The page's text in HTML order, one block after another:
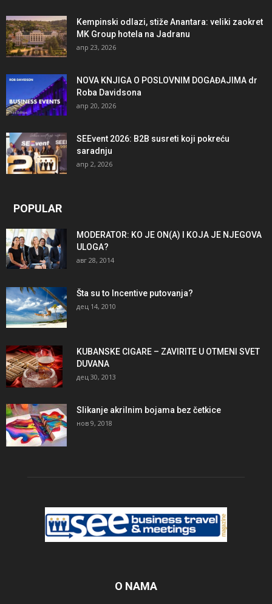
Kempinski odlazi, stiže Anantara: veliki zaokret
MK Group hotela na Jadranu
апр 23, 2026
NOVA KNJIGA O POSLOVNIM DOGAĐAJIMA dr
Roba Davidsona
апр 20, 2026
SEEvent 2026: B2B susreti koji pokreću
saradnju
апр 2, 2026
POPULAR
MODERATOR: KO JE ON(A) I KOJA JE NJEGOVA
ULOGA?
авг 28, 2014
Šta su to Incentive putovanja?
дец 14, 2010
KUBANSKE CIGARE – ZAVIRITE U OTMENI SVET
DUVANA
дец 30, 2013
Slikanje akrilnim bojama bez četkice
нов 9, 2018
O NAMA